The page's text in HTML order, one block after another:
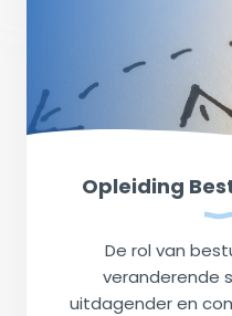
Opleiding
De rol van
veranderende
uitdagender en